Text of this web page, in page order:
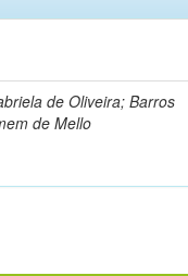
de Oliveira; Barros
de Mello